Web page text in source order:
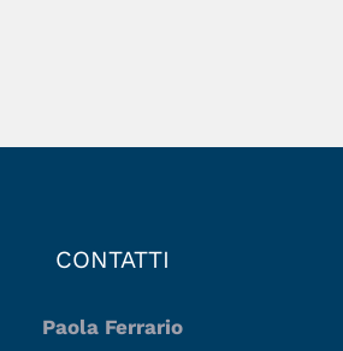
CONTATTI
Paola Ferrario